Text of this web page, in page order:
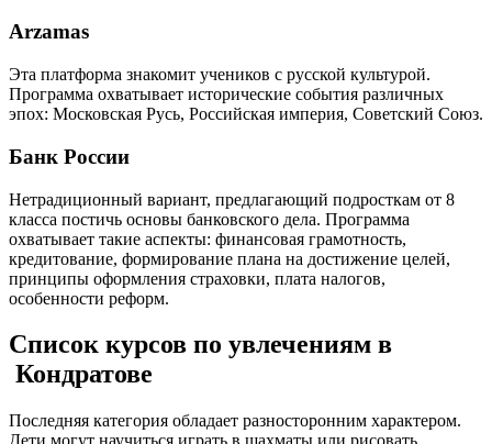
Arzamas
Эта платформа знакомит учеников с русской культурой.
Программа охватывает исторические события различных
эпох: Московская Русь, Российская империя, Советский Союз.
Банк России
Нетрадиционный вариант, предлагающий подросткам от 8
класса постичь основы банковского дела. Программа
охватывает такие аспекты: финансовая грамотность,
кредитование, формирование плана на достижение целей,
принципы оформления страховки, плата налогов,
особенности реформ.
Список курсов по увлечениям в
Кондратове
Последняя категория обладает разносторонним характером.